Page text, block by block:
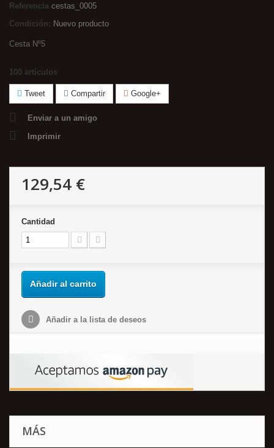
Referencia cestas_0005
Condición: Nuevo producto
Cesta Nº5
100 artículos
Tweet Compartir Google+
Enviar a un amigo
Imprimir
129,54 €
Cantidad
Añadir al carrito
Añadir a la lista de deseos
MÁS